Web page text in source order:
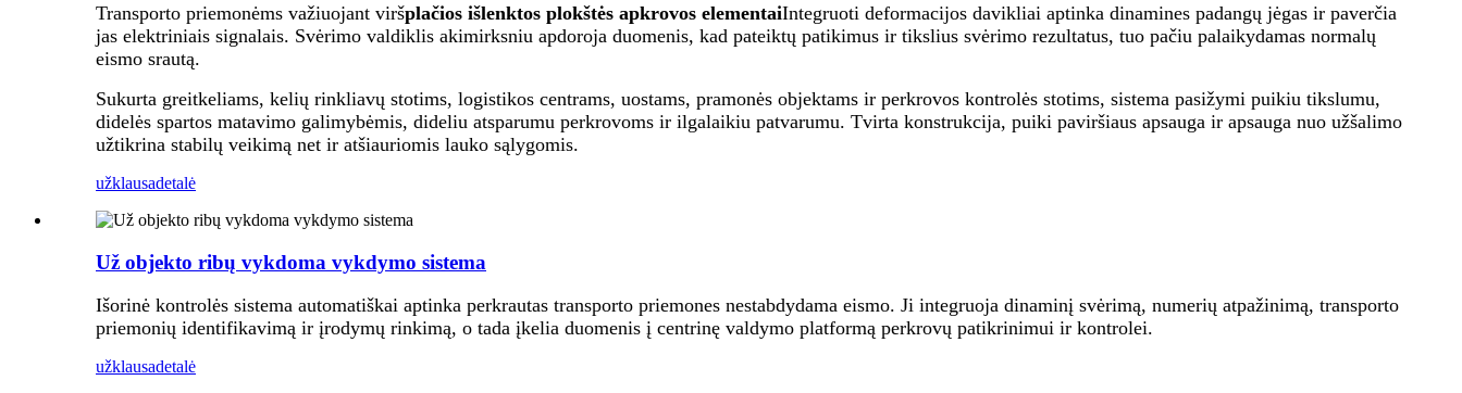
Transporto priemonėms važiuojant viršplačios išlenktos plokštės apkrovos elementaiIntegruoti deformacijos davikliai aptinka dinamines padangų jėgas ir paverčia
jas elektriniais signalais. Svėrimo valdiklis akimirksniu apdoroja duomenis, kad pateiktų patikimus ir tikslius svėrimo rezultatus, tuo pačiu palaikydamas normalų
eismo srautą.
Sukurta greitkeliams, kelių rinkliavų stotims, logistikos centrams, uostams, pramonės objektams ir perkrovos kontrolės stotims, sistema pasižymi puikiu tikslumu,
didelės spartos matavimo galimybėmis, dideliu atsparumu perkrovoms ir ilgalaikiu patvarumu. Tvirta konstrukcija, puiki paviršiaus apsauga ir apsauga nuo užšalimo
užtikrina stabilų veikimą net ir atšiauriomis lauko sąlygomis.
užklausadetalė
Už objekto ribų vykdoma vykdymo sistema
Išorinė kontrolės sistema automatiškai aptinka perkrautas transporto priemones nestabdydama eismo. Ji integruoja dinaminį svėrimą, numerių atpažinimą, transporto
priemonių identifikavimą ir įrodymų rinkimą, o tada įkelia duomenis į centrinę valdymo platformą perkrovų patikrinimui ir kontrolei.
užklausadetalė